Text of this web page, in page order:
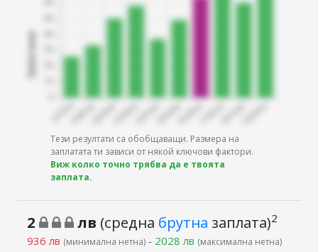
Тези резултати са обобщаващи. Размера на
заплатата ти зависи от някой ключови фактори.
Виж колко точно трябва да е твоята
заплата.
2 лв (средна брутна заплата)2
936 лв (минимална нетна)- 2028 лв (максимална нетна)